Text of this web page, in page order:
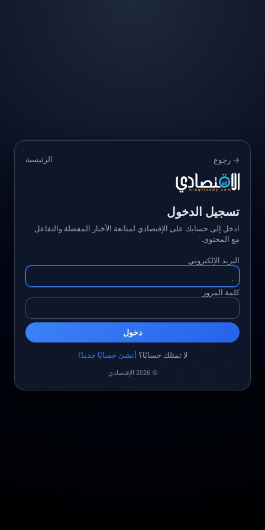
→ رجوع الرئيسية
تسجيل الدخول
ادخل إلى حسابك على الإقتصادي لمتابعة الأخبار المفضلة والتفاعل
مع المحتوى.
البريد الإلكتروني
كلمة المرور
دخول
لا تمتلك حسابًا؟ أنشئ حسابًا جديدًا
© 2026 الإقتصادي